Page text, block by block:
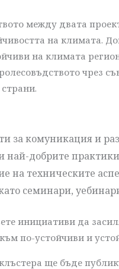
между двата
на климата.
на климата
чрез
за комуникация и
най-добрите
на техническите
семинари,
инициативи да
по-устойчиви и
ще бъде